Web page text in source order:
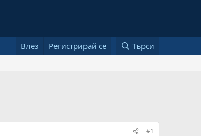
Влез Регистрирай се Търси
#1